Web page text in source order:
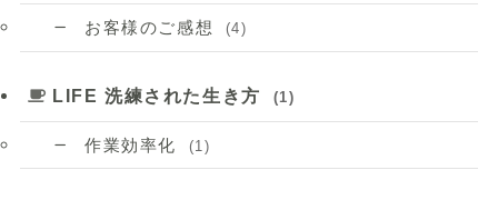
お客様のご感想 (4)
LIFE 洗練された生き方 (1)
作業効率化 (1)